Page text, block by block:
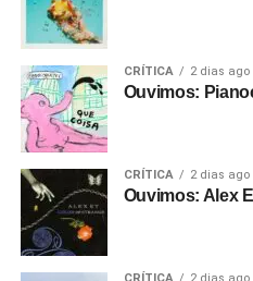
CRÍTICA 2 dias ago
Ouvimos:
CRÍTICA 2 dias ago
Ouvimos: Alex